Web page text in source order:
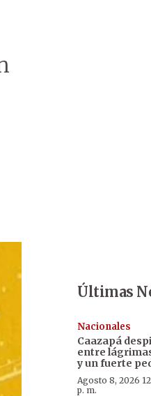
Últimas
Nacionales
Caazapá
entre
y un fuerte
Agosto 8, 2026
p. m.